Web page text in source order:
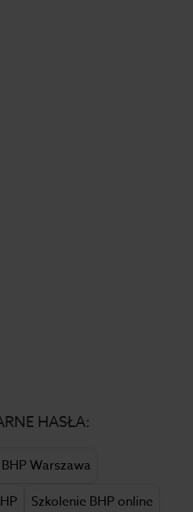
HASŁA:
Warszawa
Szkolenie BHP online